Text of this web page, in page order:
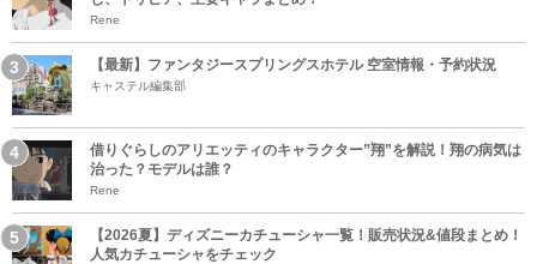
Rene
【最新】ファンタジースプリングスホテル 空室情報・予約状況
キャステル編集部
借りぐらしのアリエッティのキャラクター”翔”を解説！翔の病気は
治った？モデルは誰？
Rene
【2026夏】ディズニーカチューシャ一覧！販売状況&値段まとめ！
人気カチューシャをチェック